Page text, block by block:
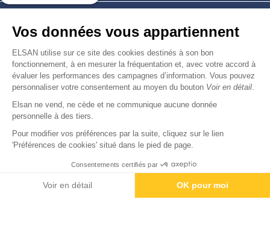
Vos données vous appartiennent
ELSAN utilise sur ce site des cookies destinés à son bon
fonctionnement, à en mesurer la fréquentation et, avec votre accord à
évaluer les performances des campagnes d’information. Vous pouvez
personnaliser votre consentement au moyen du bouton Voir en détail
Elsan ne vend, ne cède et ne communique aucune donnée
personnelle à des tiers.
Pour modifier vos préférences par la suite, cliquez sur le lien
'Préférences de cookies' situé dans le pied de page.
Consentements certifiés par
Voir en détail OK pour moi
Nous rejoindre
Devenir fournisseur
© Copyright 2026 Elsan
Mentions Légales-Données personnelles
Agence digitale : VOID